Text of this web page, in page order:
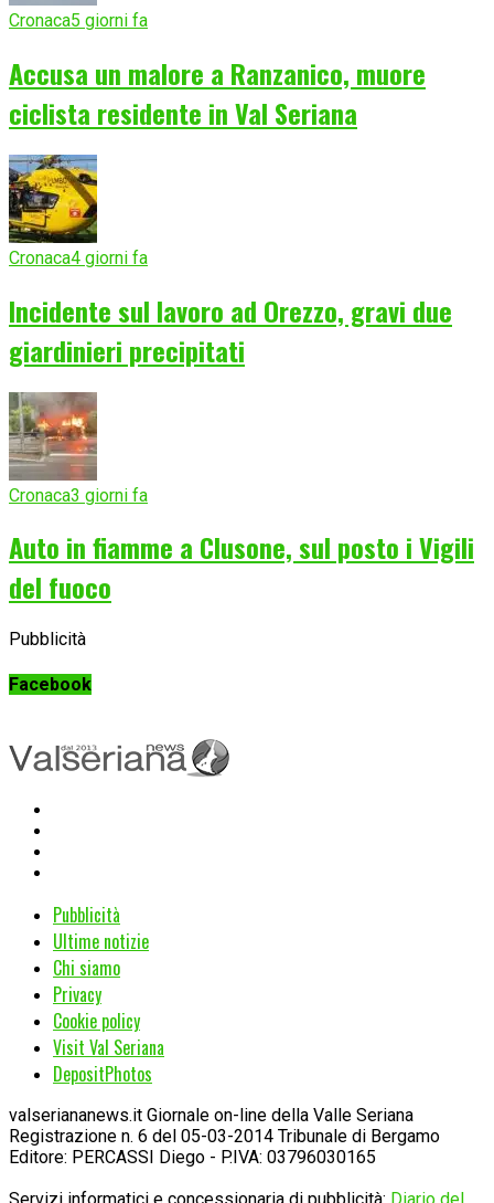
Cronaca5 giorni fa
Accusa un malore a Ranzanico, muore
ciclista residente in Val Seriana
Cronaca4 giorni fa
Incidente sul lavoro ad Orezzo, gravi due
giardinieri precipitati
Cronaca3 giorni fa
Auto in fiamme a Clusone, sul posto i Vigili
del fuoco
Pubblicità
Facebook
Pubblicità
Ultime notizie
Chi siamo
Privacy
Cookie policy
Visit Val Seriana
DepositPhotos
valseriananews.it Giornale on-line della Valle Seriana
Registrazione n. 6 del 05-03-2014 Tribunale di Bergamo
Editore: PERCASSI Diego - P.IVA: 03796030165